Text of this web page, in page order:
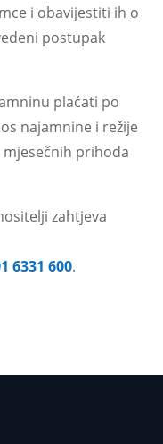
i obavijestiti ih o
postupak
plaćati po
najamnine i režije
prihoda
zahtjeva
6331 600.